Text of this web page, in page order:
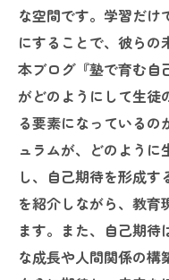
な空間です。学習だけ
にすることで、彼らの
本ブログ『塾で育む自
がどのようにして生徒
る要素になっているの
ュラムが、どのよう
し、自己期待を形成
を紹介しながら、教育
ます。また、自己期
な成長や人間関係の構